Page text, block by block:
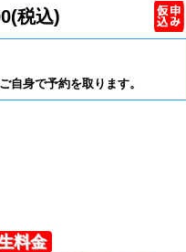
税込)
自身で予約を取ります。
料金